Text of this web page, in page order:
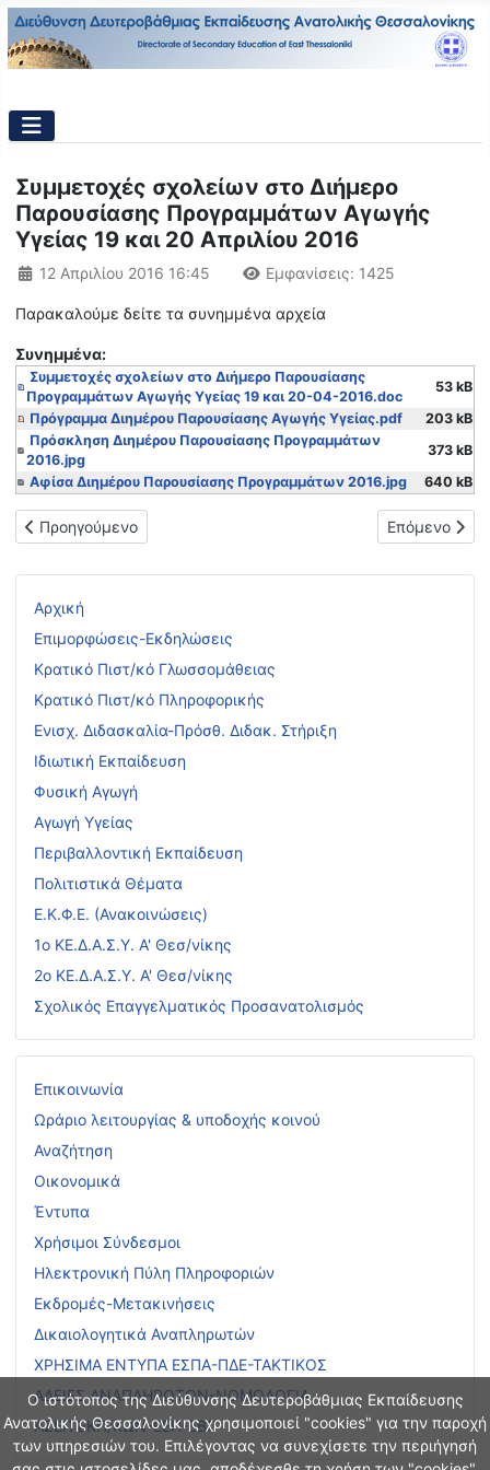
Ο ιστότοπος της Διεύθυνσης Δευτεροβάθμιας Εκπαίδευσης
Ανατολικής Θεσσαλονίκης χρησιμοποιεί "cookies" για την παροχή
των υπηρεσιών του. Επιλέγοντας να συνεχίσετε την περιήγησή
Αρχική
Επιμορφώσεις-Εκδηλώσεις
Κρατικό Πιστ/κό Γλωσσομάθειας
Κρατικό Πιστ/κό Πληροφορικής
Ενισχ. Διδασκαλία-Πρόσθ. Διδακ. Στήριξη
Ιδιωτική Εκπαίδευση
Φυσική Αγωγή
Αγωγή Υγείας
Περιβαλλοντική Εκπαίδευση
Πολιτιστικά Θέματα
Ε.Κ.Φ.Ε. (Ανακοινώσεις)
1ο ΚΕ.Δ.Α.Σ.Υ. Α' Θεσ/νίκης
2ο ΚΕ.Δ.Α.Σ.Υ. Α' Θεσ/νίκης
Σχολικός Επαγγελματικός Προσανατολισμός
Επικοινωνία
Ωράριο λειτουργίας & υποδοχής κοινού
Αναζήτηση
Οικονομικά
Έντυπα
Χρήσιμοι Σύνδεσμοι
Ηλεκτρονική Πύλη Πληροφοριών
Εκδρομές-Μετακινήσεις
Δικαιολογητικά Αναπληρωτών
ΧΡΗΣΙΜΑ ΕΝΤΥΠΑ ΕΣΠΑ-ΠΔΕ-ΤΑΚΤΙΚΟΣ
ΑΔΕΙΕΣ ΑΝΑΠΛΗΡΩΤΩΝ-ΝΟΜΟΛΟΓΙΑ
ΑΣΕΠ ΕΚΠ/ΚΩΝ-ΕΕΠ-ΕΒΠ
Συμμετοχές σχολείων στο Διήμερο
Παρουσίασης Προγραμμάτων Αγωγής
Υγείας 19 και 20 Απριλίου 2016
Λεπτομέρειες
12 Απριλίου 2016 16:45 Εμφανίσεις: 1425
Παρακαλούμε δείτε τα συνημμένα αρχεία
Συνημμένα:
Συμμετοχές σχολείων στο Διήμερο Παρουσίασης
Προγραμμάτων Αγωγής Υγείας 19 και 20-04-2016.doc
53 kB
Πρόγραμμα Διημέρου Παρουσίασης Αγωγής Υγείας.pdf
203 kB
Πρόσκληση Διημέρου Παρουσίασης Προγραμμάτων
2016.jpg
373 kB
Αφίσα Διημέρου Παρουσίασης Προγραμμάτων 2016.jpg
640 kB
Προηγούμενο άρθρο: Διήμερο Παρουσίασης Προγραμμάτων
Προηγούμενο Επόμενο
Επόμενο